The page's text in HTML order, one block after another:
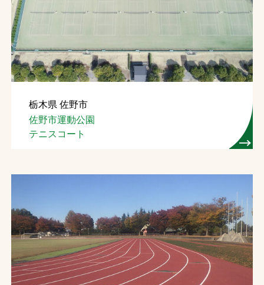
文字の見えづらさや操作にお困りの方へ
栃木県 佐野市
佐野市運動公園
テニスコート